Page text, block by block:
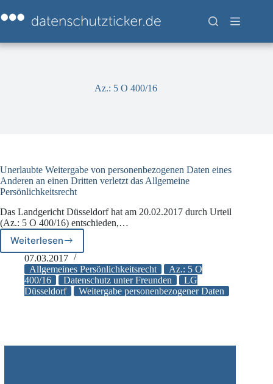
Inhalt
springen
Az.: 5 O 400/16
Unerlaubte Weitergabe von personenbezogenen Daten eines
Anderen an einen Dritten verletzt das Allgemeine
Persönlichkeitsrecht
Das Landgericht Düsseldorf hat am 20.02.2017 durch Urteil
(Az.: 5 O 400/16) entschieden,…
WeiterlesenUnerlaubte
Weitergabe
von
personenbezogenen
Daten
07.03.2017
Allgemeines Persönlichkeitsrecht
Az.: 5 O
400/16
Datenschutz unter Freunden
LG
Düsseldorf
Weitergabe personenbezogener Daten